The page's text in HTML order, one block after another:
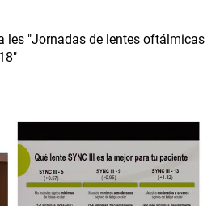
les "Jornadas de lentes oftálmicas